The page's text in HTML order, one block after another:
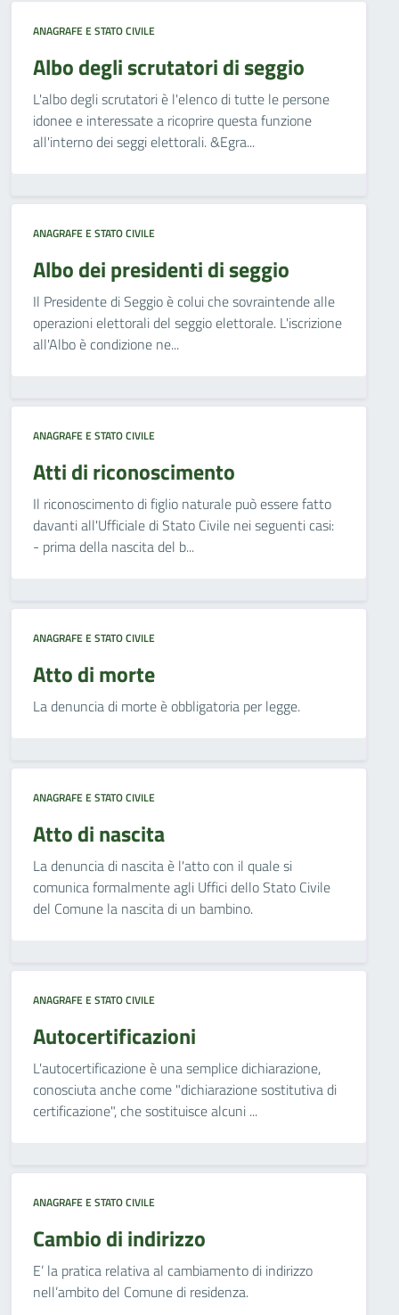
ANAGRAFE E STATO CIVILE
Albo degli scrutatori di seggio
L'albo degli scrutatori è l'elenco di tutte le persone
idonee e interessate a ricoprire questa funzione
all'interno dei seggi elettorali. &Egra...
ANAGRAFE E STATO CIVILE
Albo dei presidenti di seggio
Il Presidente di Seggio è colui che sovraintende alle
operazioni elettorali del seggio elettorale. L'iscrizione
all'Albo è condizione ne...
ANAGRAFE E STATO CIVILE
Atti di riconoscimento
Il riconoscimento di figlio naturale può essere fatto
davanti all'Ufficiale di Stato Civile nei seguenti casi:
- prima della nascita del b...
ANAGRAFE E STATO CIVILE
Atto di morte
La denuncia di morte è obbligatoria per legge.
ANAGRAFE E STATO CIVILE
Atto di nascita
La denuncia di nascita è l'atto con il quale si
comunica formalmente agli Uffici dello Stato Civile
del Comune la nascita di un bambino.
ANAGRAFE E STATO CIVILE
Autocertificazioni
L'autocertificazione è una semplice dichiarazione,
conosciuta anche come "dichiarazione sostitutiva di
certificazione", che sostituisce alcuni ...
ANAGRAFE E STATO CIVILE
Cambio di indirizzo
E’ la pratica relativa al cambiamento di indirizzo
nell’ambito del Comune di residenza.